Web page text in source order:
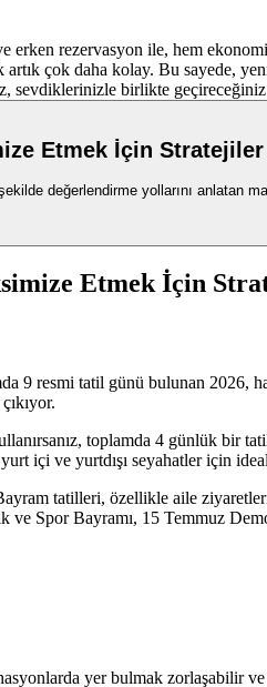
erken rezervasyon ile, hem
çok daha kolay. Bu sayede,
sevdiklerinizle birlikte
Etmek İçin Stratejiler
değerlendirme yollarını anlatan
Etmek İçin
9 resmi tatil günü bulunan 2026,
toplamda 4 günlük bir
içi ve yurtdışı seyahatler için
tatilleri, özellikle aile
ve Spor Bayramı, 15 Temmuz
yer bulmak zorlaşabilir